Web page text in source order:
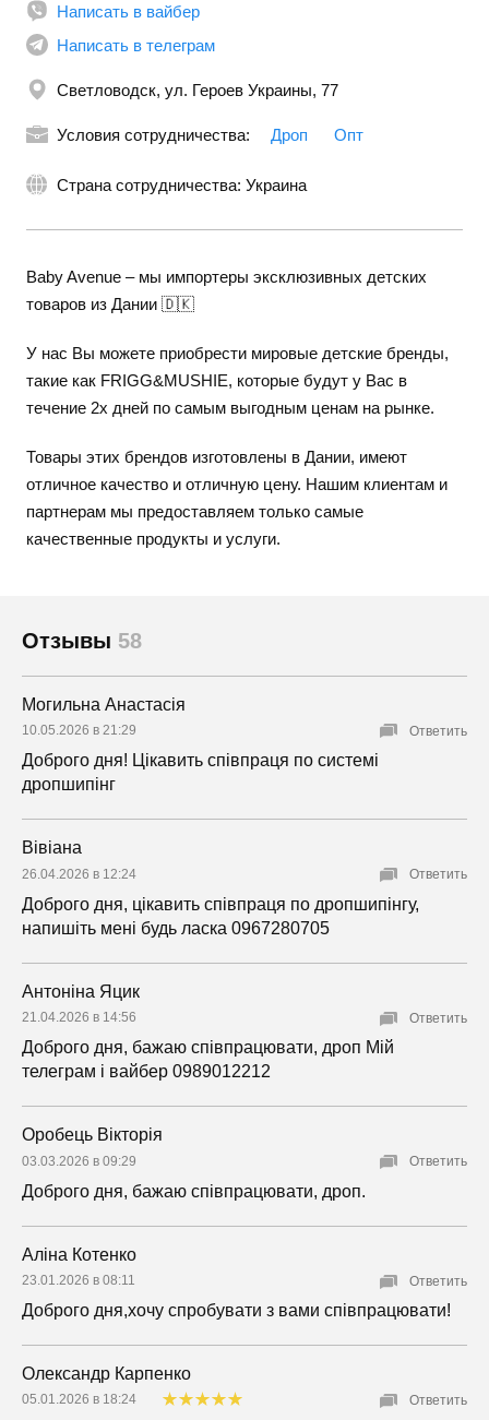
Написать в вайбер
Написать в телеграм
Светловодск, ул. Героев Украины, 77
Условия сотрудничества: Дроп Опт
Страна сотрудничества: Украина
Baby Avenue – мы импортеры эксклюзивных детских
товаров из Дании 🇩🇰
У нас Вы можете приобрести мировые детские бренды,
такие как FRIGG&MUSHIE, которые будут у Вас в
течение 2х дней по самым выгодным ценам на рынке.
Товары этих брендов изготовлены в Дании, имеют
отличное качество и отличную цену. Нашим клиентам и
партнерам мы предоставляем только самые
качественные продукты и услуги.
Отзывы 58
Могильна Анастасія
10.05.2026 в 21:29
Доброго дня! Цікавить співпраця по системі
дропшипінг
Ответить
Вівіана
26.04.2026 в 12:24
Доброго дня, цікавить співпраця по дропшипінгу,
напишіть мені будь ласка 0967280705
Ответить
Антоніна Яцик
21.04.2026 в 14:56
Доброго дня, бажаю співпрацювати, дроп Мій
телеграм і вайбер 0989012212
Ответить
Оробець Вікторія
03.03.2026 в 09:29
Доброго дня, бажаю співпрацювати, дроп.
Ответить
Аліна Котенко
23.01.2026 в 08:11
Доброго дня,хочу спробувати з вами співпрацювати!
Ответить
Олександр Карпенко
05.01.2026 в 18:24 Ответить